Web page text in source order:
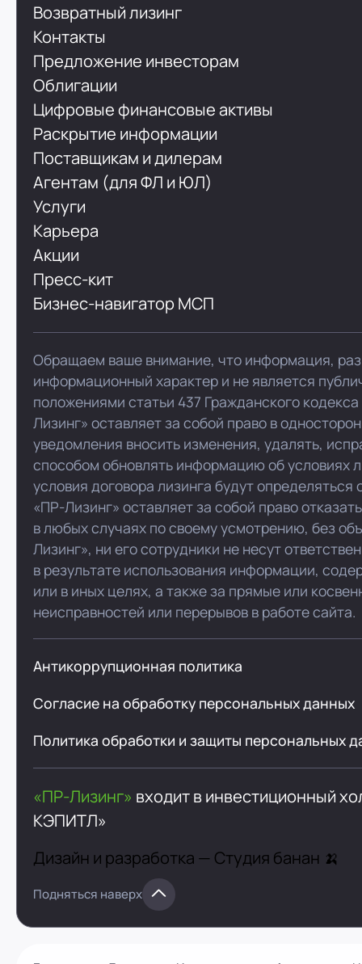
Возвратный лизинг
Контакты
Предложение инвесторам
Облигации
Цифровые финансовые активы
Раскрытие информации
Поставщикам и дилерам
Агентам (для ФЛ и ЮЛ)
Услуги
Карьера
Акции
Пресс-кит
Бизнес-навигатор МСП
Обращаем ваше внимание, что информация,
информационный характер и не является
положениями статьи 437 Гражданского
Лизинг» оставляет за собой право в
уведомления вносить изменения, удалять,
способом обновлять информацию об условиях
условия договора лизинга будут
«ПР-Лизинг» оставляет за собой право
в любых случаях по своему усмотрению, без
Лизинг», ни его сотрудники не несут
в результате использования информации,
или в иных целях, а также за прямые или
неисправностей или перерывов в работе сайта.
Антикоррупционная политика
Согласие на обработку персональных данных
Политика обработки и защиты персональных
«ПР-Лизинг» входит в инвестиционный
КЭПИТЛ»
Дизайн и разработка — Студия банан 🍌
Подняться наверх